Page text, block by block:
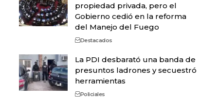
propiedad privada, pero el
Gobierno cedió en la reforma
del Manejo del Fuego
Destacados
La PDI desbarató una banda de
presuntos ladrones y secuestró
herramientas
Policiales